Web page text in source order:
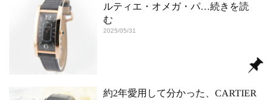
ルティエ・オメガ・パ…続きを読
む
2025/05/31
約2年愛用して分かった、CARTIER